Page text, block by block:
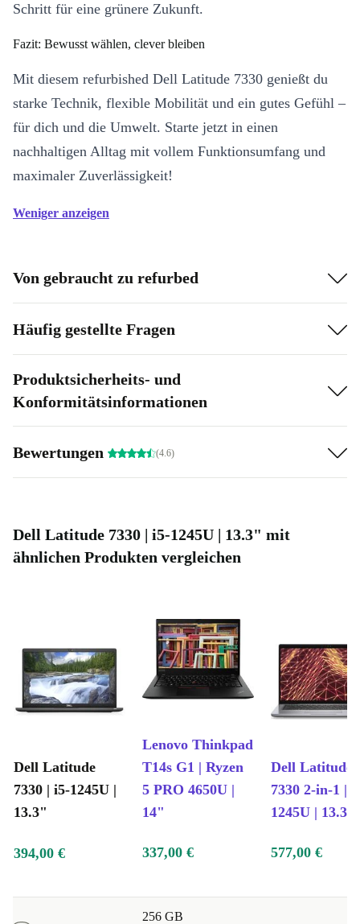
Schritt für eine grünere Zukunft.
Fazit: Bewusst wählen, clever bleiben
Mit diesem refurbished Dell Latitude 7330 genießt du
starke Technik, flexible Mobilität und ein gutes Gefühl –
für dich und die Umwelt. Starte jetzt in einen
nachhaltigen Alltag mit vollem Funktionsumfang und
maximaler Zuverlässigkeit!
Weniger anzeigen
Von gebraucht zu refurbed
Häufig gestellte Fragen
Produktsicherheits- und
Konformitätsinformationen
Bewertungen (4.6)
Dell Latitude 7330 | i5-1245U | 13.3" mit
ähnlichen Produkten vergleichen
Dell Latitude
7330 | i5-1245U |
13.3"
Lenovo Thinkpad
T14s G1 | Ryzen
5 PRO 4650U |
14"
Dell Latitude
7330 2-in-1 |
1245U | 13.3"
394,00 € 337,00 € 577,00 €
256 GB